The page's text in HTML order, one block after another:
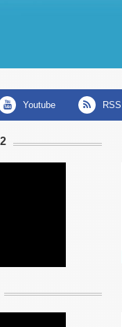
youtube RSS